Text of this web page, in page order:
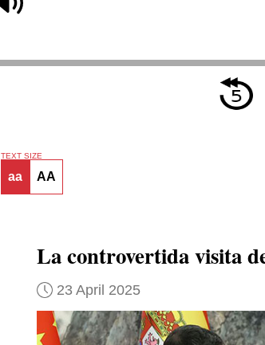
TEXT SIZE
aa AA
La controvertida visita
23 April 2025